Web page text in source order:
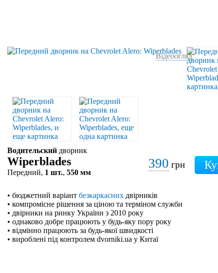
Відеоогляд
Водительский дворник
Wiperblades
Передний, 1 шт., 550 мм
390 грн
• бюджетний варіант безкаркасних двірників
• компромісне рішення за ціною та терміном служби
• двірники на ринку України з 2010 року
• однаково добре працюють у будь-яку пору року
• відмінно працюють за будь-якої швидкості
• вироблені під контролем dvorniki.ua у Китаї